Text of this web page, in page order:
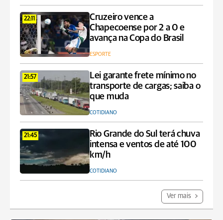
22:11
Cruzeiro vence a
Chapecoense por 2 a 0 e
avança na Copa do Brasil
ESPORTE
21:57
Lei garante frete mínimo no
transporte de cargas; saiba o
que muda
COTIDIANO
21:45
Rio Grande do Sul terá chuva
intensa e ventos de até 100
km/h
COTIDIANO
Ver mais